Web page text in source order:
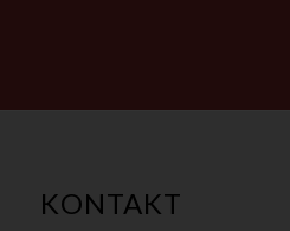
ä
KONTAKT